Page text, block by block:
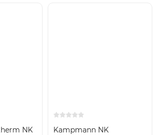
NK
Kampmann NK